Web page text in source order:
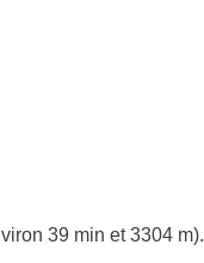
39 min et 3304 m).